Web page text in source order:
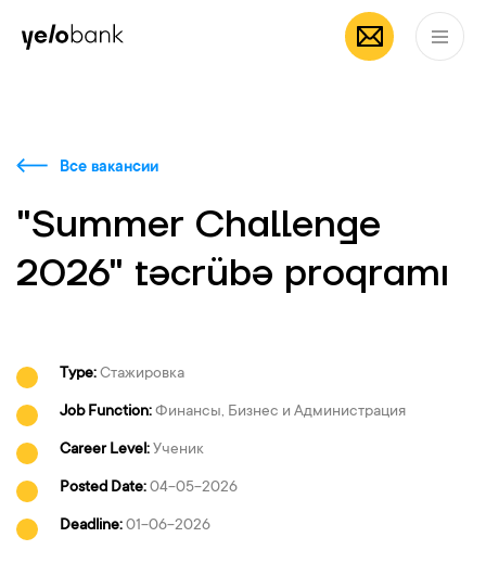
Частным лицам
Все вакансии
"Summer Challenge
2026" təcrübə proqramı
Type:Стажировка
Job Function:Финансы, Бизнес и Администрация
Career Level: Ученик
Posted Date:04-05-2026
Deadline:01-06-2026